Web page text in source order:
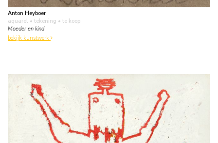
Anton Heyboer
aquarel • tekening • te koop
Moeder en kind
bekijk kunstwerk